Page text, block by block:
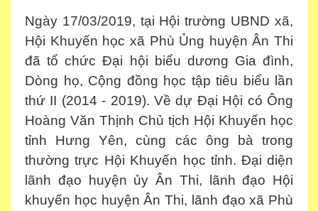
Ngày 17/03/2019, tại Hội trường UBND xã,
Hội Khuyến học xã Phù Ủng huyện Ân Thi
đã tổ chức Đại hội biểu dương Gia đình,
Dòng họ, Cộng đồng học tập tiêu biểu lần
thứ II (2014 - 2019). Về dự Đại Hội có Ông
Hoàng Văn Thịnh Chủ tịch Hội Khuyến học
tỉnh Hưng Yên, cùng các ông bà trong
thường trực Hội Khuyến học tỉnh. Đại diện
lãnh đạo huyện ủy Ân Thi, lãnh đạo Hội
khuyến học huyện Ân Thi, lãnh đạo xã Phù